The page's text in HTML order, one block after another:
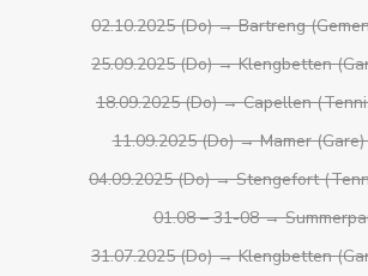
02.10.2025 (Do) → Bartreng
25.09.2025 (Do) → Klengbetten
18.09.2025 (Do) → Capellen
11.09.2025 (Do) → Mamer
04.09.2025 (Do) → Stengefort
01.08 – 31-08 →
31.07.2025 (Do) → Klengbetten